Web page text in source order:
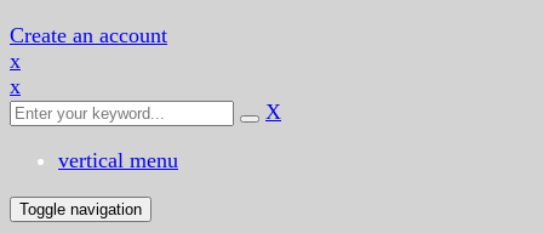
Create an account
x
x
X
vertical menu
Toggle navigation